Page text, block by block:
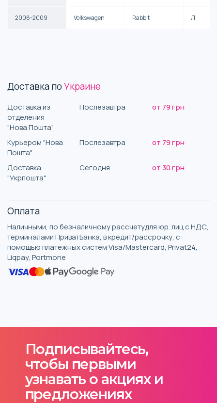
2008-2009 Volkswagen Rabbit Л
Доставка поУкраине
Доставка из
отделения
"Нова Пошта"
Послезавтра от 79 грн
Курьером "Нова
Пошта"
Послезавтра от 79 грн
Доставка
"Укрпошта"
Сегодня от 30 грн
Оплата
Наличными, по безналичному рассчетудля юр. лиц с НДС,
терминалами ПриватБанка, в кредит/рассрочку, с
помощью платежных систем Visa/Mastercard, Privat24,
Liqpay, Portmone
Подписывайтесь,
чтобы первыми
узнавать о акциях и
предложениях